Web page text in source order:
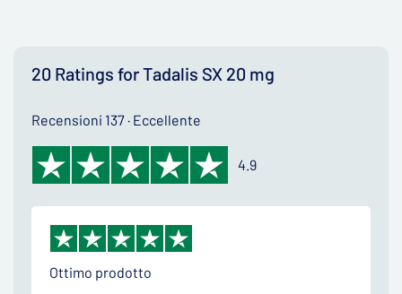
20 Ratings for Tadalis SX 20 mg
Recensioni 137 · Eccellente
4.9
Ottimo prodotto